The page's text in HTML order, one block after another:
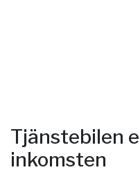
Tjänstebilen
inkomsten